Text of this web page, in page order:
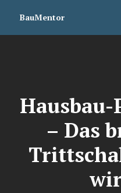
InhaltBauMentor
Hausbau-
– Das